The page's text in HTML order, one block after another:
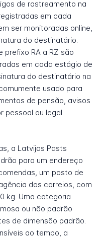
de rastreamento na
em cada
ser monitoradas online,
do destinatário.
RA a RZ são
em cada estágio de
do destinatário na
usado para
de pensão, avisos
pessoal ou legal
a Latvijas Pasts
para um endereço
um posto de
dos correios, com
kg. Uma categoria
ou não padrão
de dimensão padrão.
ao tempo, a